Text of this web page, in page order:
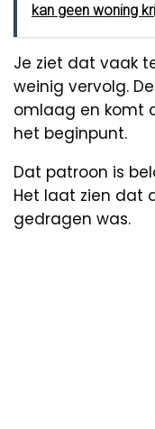
kan geen woning
Je ziet dat vaak
weinig vervolg.
omlaag en komt
het beginpunt.
Dat patroon is
Het laat zien dat
gedragen was.